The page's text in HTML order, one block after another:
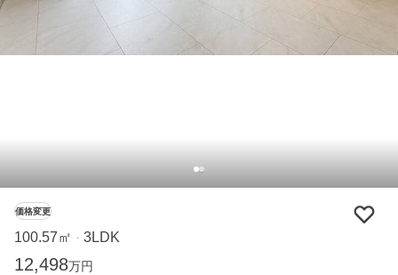
価格変更
100.57㎡ ・ 3LDK
12,498万円